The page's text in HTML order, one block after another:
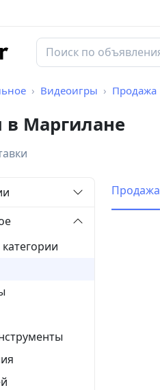
Видеоигры Продажа
в Маргилане
Продажа